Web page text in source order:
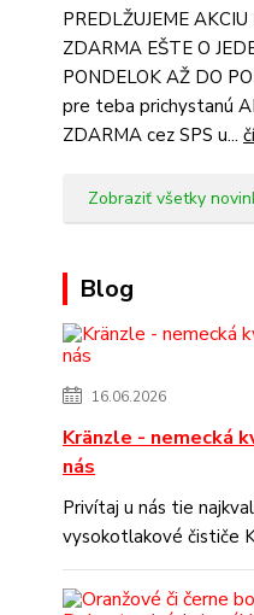
PREDLŽUJEME
ZDARMA EŠTE O
PONDELOK AŽ DO
pre teba prichystanú
ZDARMA cez SPS u...
Zobraziť všetky
Blog
16.06.2026
Kränzle - nemecká
nás
Privítaj u nás tie
vysokotlakové čističe